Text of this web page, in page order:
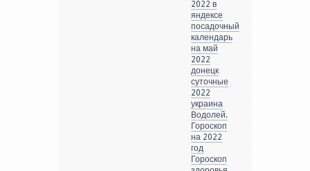
2022 в
яндексе
посадочный
календарь
на май
2022
донецк
суточные
2022
украина
Водолей.
Гороскоп
на 2022
год
Гороскоп